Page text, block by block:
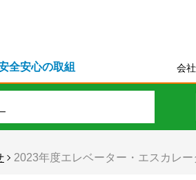
全安心の取組 会
2023年度エレベーター・エスカレ